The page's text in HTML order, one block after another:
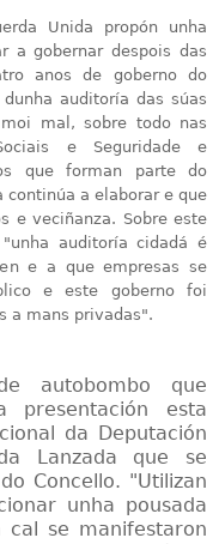
Unida propón unha
a gobernar despois das
anos de goberno do
auditoría das súas
mal, sobre todo nas
e Seguridade e
que forman parte do
continúa a elaborar e que
e veciñanza. Sobre este
auditoría cidadá é
e a que empresas se
e este goberno foi
a mans privadas".
autobombo que
presentación esta
da Deputación
Lanzada que se
Concello. "Utilizan
unha pousada
se manifestaron